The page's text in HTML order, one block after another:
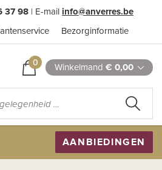
37 98 | E-mail info@anverres.be
Bezorginformatie
0 Winkelmand € 0,00
AANBIEDINGEN